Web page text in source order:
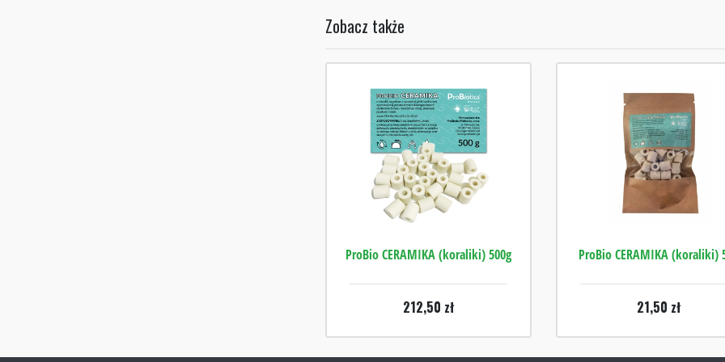
Zobacz także
ProBio CERAMIKA (koraliki) 500g
212,50 zł
ProBio CERAMIKA (koraliki)
21,50 zł